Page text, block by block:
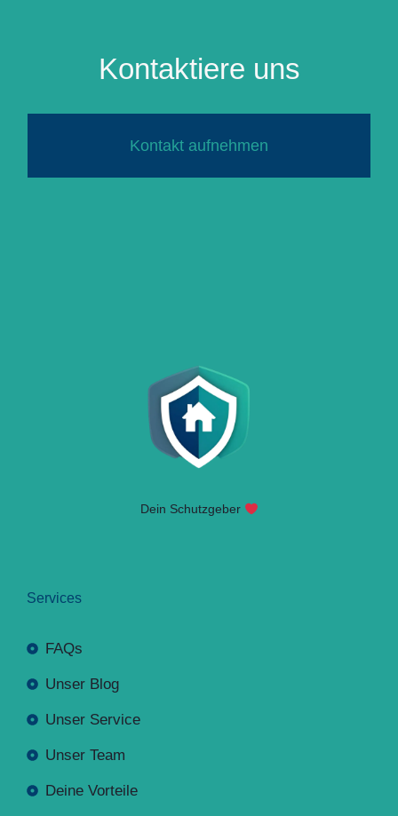
Kontaktiere uns
Kontakt aufnehmen
Dein Schutzgeber
Services
FAQs
Unser Blog
Unser Service
Unser Team
Deine Vorteile